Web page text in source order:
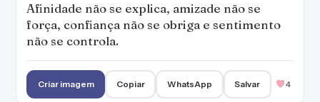
Afinidade não se explica, amizade não se
força, confiança não se obriga e sentimento
não se controla.
Criar imagem Copiar WhatsApp Salvar 4